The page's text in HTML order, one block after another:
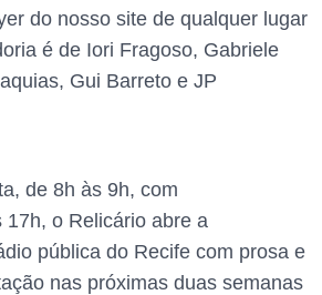
do nosso site de qualquer lugar
é de Iori Fragoso, Gabriele
Gui Barreto e JP
de 8h às 9h, com
17h, o Relicário abre a
pública do Recife com prosa e
nas próximas duas semanas